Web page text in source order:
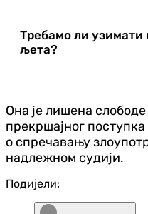
Требамо ли
љета?
Она је лишена
прекршајног
о спречавању
надлежном судији.
Подијели: